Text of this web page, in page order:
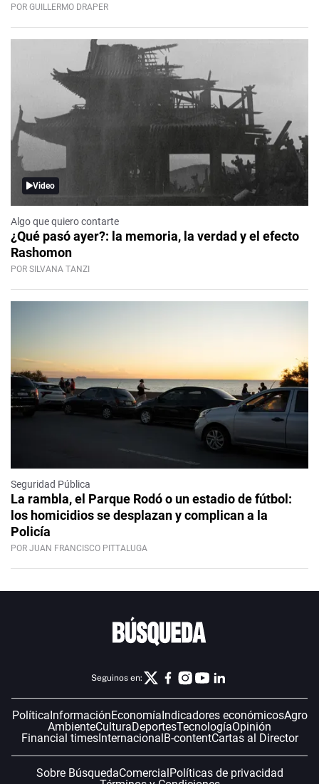
POR GUILLERMO DRAPER
Video
Algo que quiero contarte
¿Qué pasó ayer?: la memoria, la verdad y el efecto
Rashomon
POR SILVANA TANZI
Seguridad Pública
La rambla, el Parque Rodó o un estadio de fútbol:
los homicidios se desplazan y complican a la
Policía
POR JUAN FRANCISCO PITTALUGA
Seguinos en:
PolíticaInformaciónEconomíaIndicadores económicosAgro
AmbienteCulturaDeportesTecnologíaOpinión
Financial timesInternacionalB-contentCartas al Director
Sobre BúsquedaComercialPolíticas de privacidad